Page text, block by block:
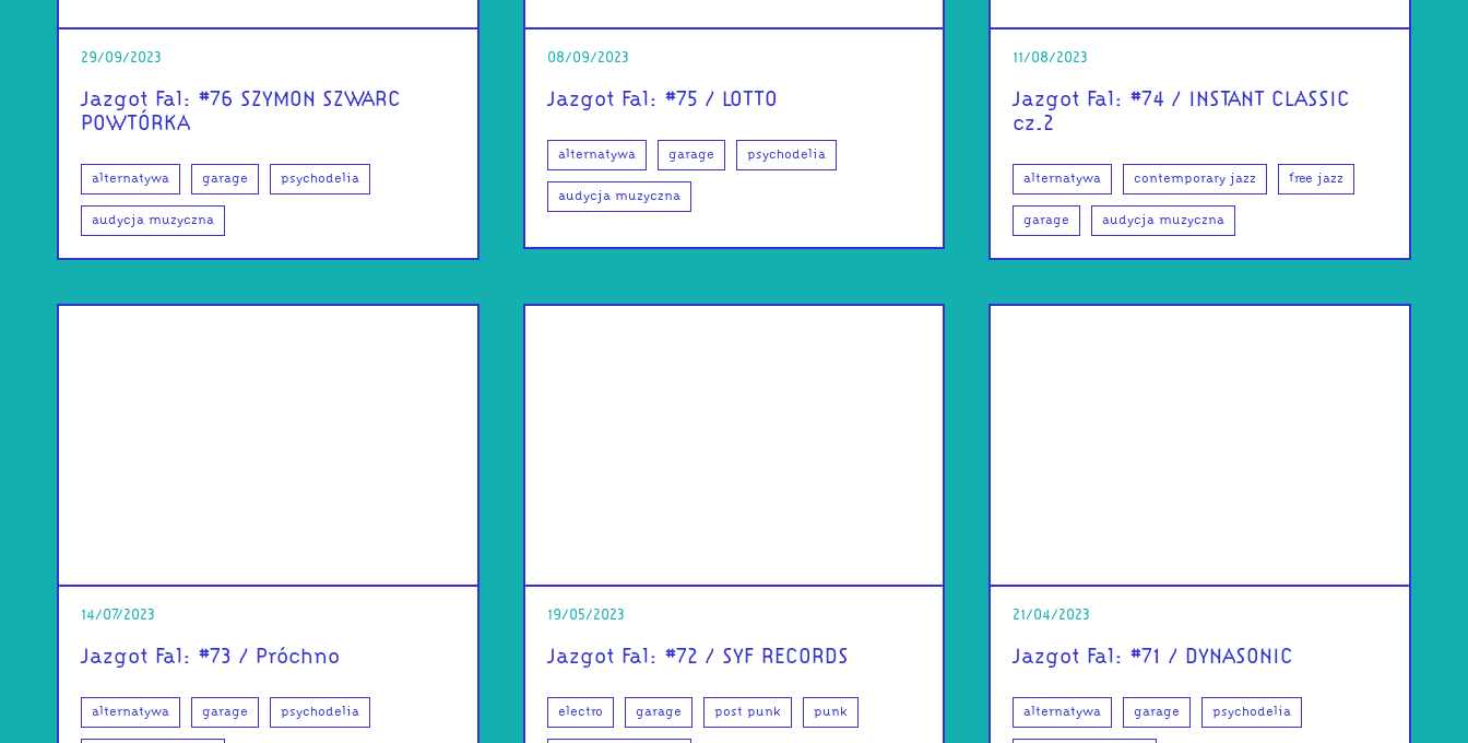
29/09/2023
Jazgot Fal: #76 SZYMON SZWARC
POWTÓRKA
alternatywa garage psychodelia
audycja muzyczna
08/09/2023
Jazgot Fal: #75 / LOTTO
alternatywa garage psychodelia
audycja muzyczna
11/08/2023
Jazgot Fal: #74 / INSTANT CLASSIC
cz.2
alternatywa contemporary jazz free jazz
garage audycja muzyczna
14/07/2023
Jazgot Fal: #73 / Próchno
alternatywa garage psychodelia
19/05/2023
Jazgot Fal: #72 / SYF RECORDS
electro garage post punk punk
21/04/2023
Jazgot Fal: #71 / DYNASONIC
alternatywa garage psychodelia